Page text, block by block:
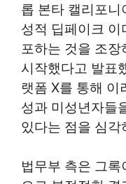
롭 본타 캘리포니
성적 딥페이크
포하는 것을 조
시작했다고 발표
랫폼 X를 통해 이
성과 미성년자들
있다는 점을 심
법무부 측은 그